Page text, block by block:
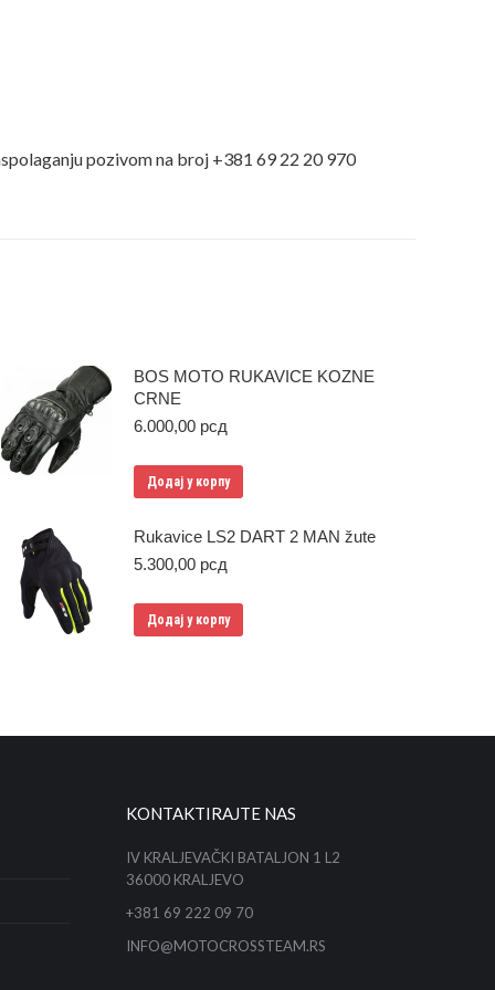
pozivom na broj +381 69 22 20 970
BOS MOTO RUKAVICE KOZNE
CRNE
6.000,00 рсд
Додај у корпу
Rukavice LS2 DART 2 MAN žute
5.300,00 рсд
Додај у корпу
KONTAKTIRAJTE NAS
IV KRALJEVAČKI BATALJON 1 L2
36000 KRALJEVO
+381 69 222 09 70
INFO@MOTOCROSSTEAM.RS